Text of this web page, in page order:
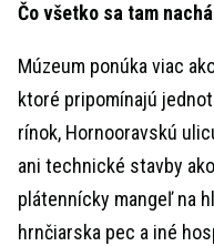
Čo všetko sa tam
Múzeum ponúka viac
ktoré pripomínajú
rínok, Hornooravskú
ani technické stavby
plátennícky mangeľ na
hrnčiarska pec a iné